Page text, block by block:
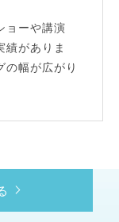
ョーや講演
績がありま
の幅が広がり